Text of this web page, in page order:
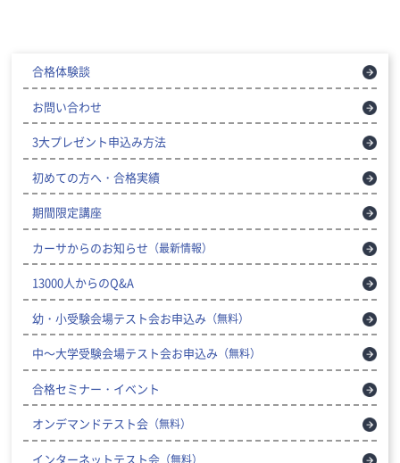
合格体験談
お問い合わせ
3大プレゼント申込み方法
初めての方へ・合格実績
期間限定講座
カーサからのお知らせ （最新情報）
13000人からのQ&A
幼・小受験会場テスト会お申込み （無料）
中～大学受験会場テスト会お申込み （無料）
合格セミナー・イベント
オンデマンドテスト会 （無料）
インターネットテスト会 （無料）